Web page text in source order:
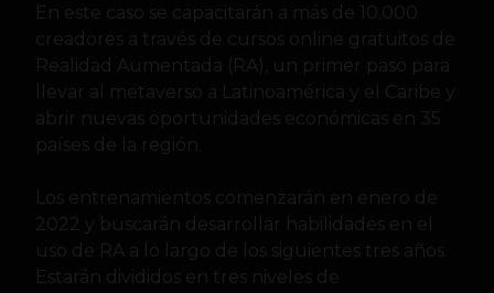
En este caso se capacitarán a más de 10.000
creadores a través de cursos online gratuitos de
Realidad Aumentada (RA), un primer paso para
llevar al metaverso a Latinoamérica y el Caribe y
abrir nuevas oportunidades económicas en 35
países de la región.
Los entrenamientos comenzarán en enero de
2022 y buscarán desarrollar habilidades en el
uso de RA a lo largo de los siguientes tres años.
Estarán divididos en tres niveles de